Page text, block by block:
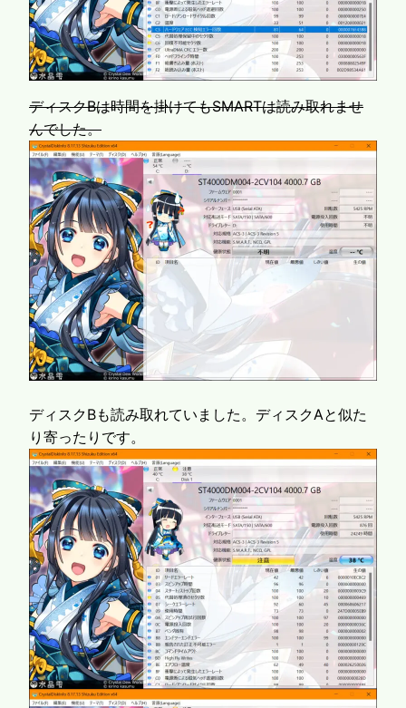
ディスクBは時間を掛けてもSMARTは読み取れませ
んでした。
ディスクBも読み取れていました。ディスクAと似た
り寄ったりです。